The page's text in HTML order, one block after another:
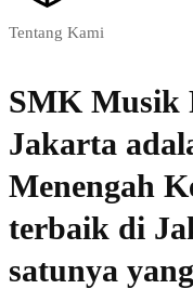
Tentang Kami
SMK Musik
Jakarta
Menengah
terbaik di
satunya